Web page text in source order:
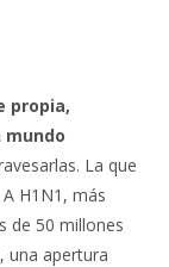
propia,
La que
H1N1, más
de 50 millones
una apertura